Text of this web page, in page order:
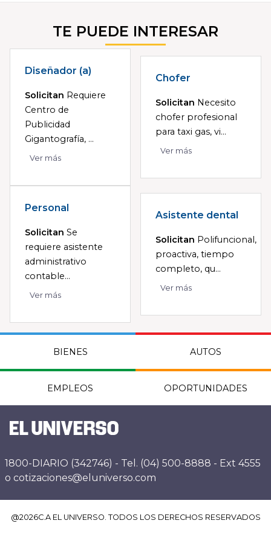
TE PUEDE INTERESAR
Diseñador (a)
Solicitan Requiere
Centro de
Publicidad
Gigantografía, ...
Ver más
Chofer
Solicitan Necesito
chofer profesional
para taxi gas, vi...
Ver más
Personal
Solicitan Se
requiere asistente
administrativo
contable...
Ver más
Asistente dental
Solicitan Polifuncional,
proactiva, tiempo
completo, qu...
Ver más
BIENES AUTOS
EMPLEOS OPORTUNIDADES
1800-DIARIO (342746) - Tel. (04) 500-8888 - Ext 4555
o cotizaciones@eluniverso.com
@2026C.A EL UNIVERSO. TODOS LOS DERECHOS RESERVADOS